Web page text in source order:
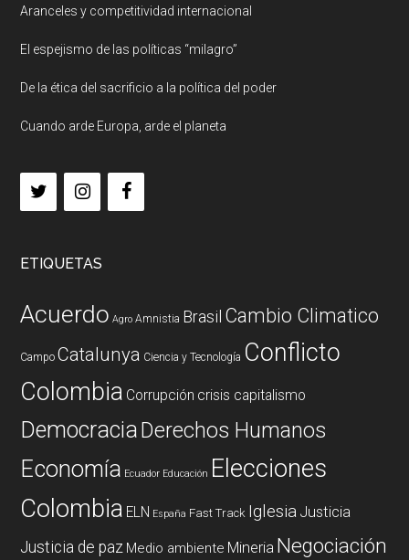
Aranceles y competitividad internacional
El espejismo de las políticas “milagro”
De la ética del sacrificio a la política del poder
Cuando arde Europa, arde el planeta
ETIQUETAS
Acuerdo Agro Amnistia Brasil Cambio Climatico
Campo Catalunya Ciencia y Tecnología Conflicto
Colombia Corrupción crisis capitalismo
DemocraciaDerechos Humanos
Economía Ecuador Educación Elecciones
Colombia ELN España Fast Track Iglesia Justicia
Justicia de paz Medio ambiente Mineria Negociación